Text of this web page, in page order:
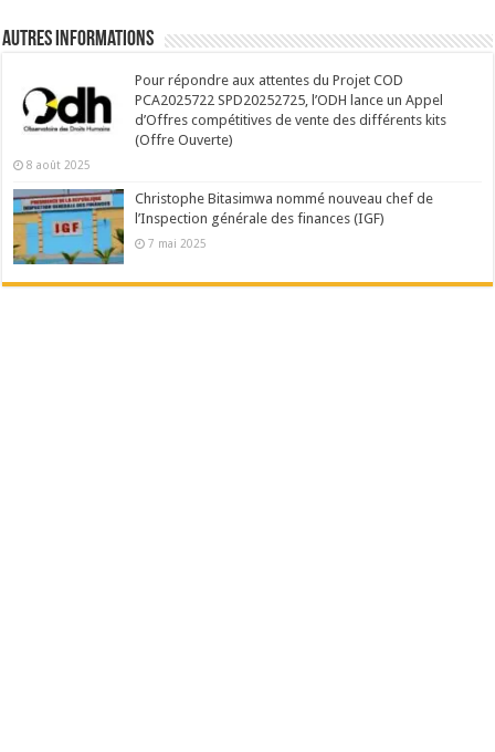
Autres Informations
Pour répondre aux attentes du Projet COD
PCA2025722 SPD20252725, l’ODH lance un Appel
d’Offres compétitives de vente des différents kits
(Offre Ouverte)
8 août 2025
Christophe Bitasimwa nommé nouveau chef de
l’Inspection générale des finances (IGF)
7 mai 2025